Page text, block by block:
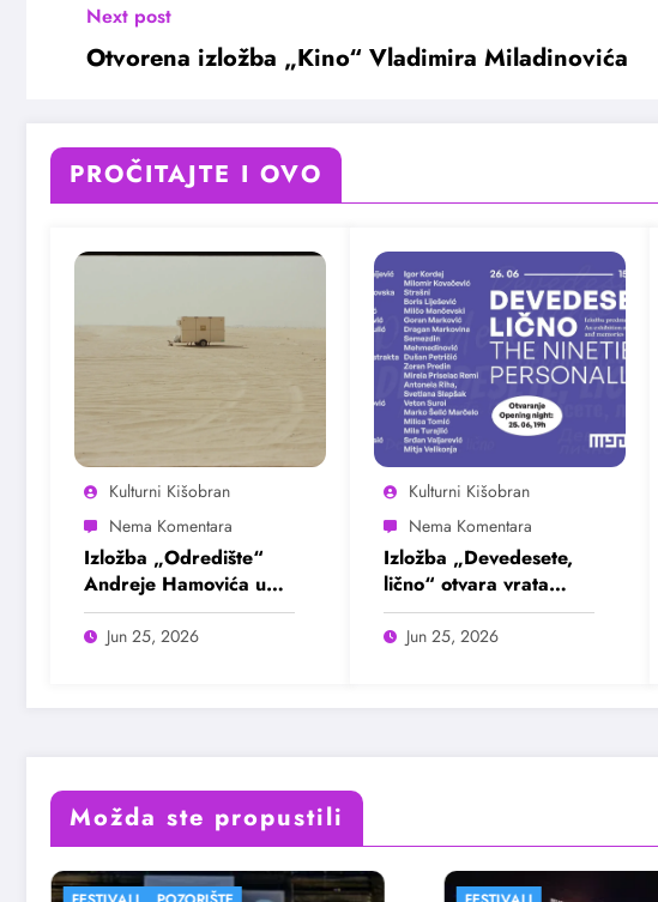
Next post
Otvorena izložba „Kino“ Vladimira Miladinovića
PROČITAJTE I OVO
Kulturni Kišobran
Izložba „Odredište“
Andreje Hamovića u
Bioskopu Balkan
Jun 25, 2026
Kulturni Kišobran
Izložba „Devedesete,
lično“ otvara vrata
intimnim pričama jedne
burne decenije
Jun 25, 2026
Možda ste propustili